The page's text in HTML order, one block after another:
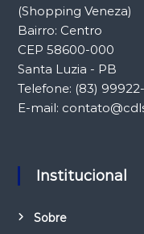
(Shopping Veneza)
Bairro: Centro
CEP 58600-000
Santa Luzia - PB
Telefone: (83)
E-mail:
Institucional
Sobre